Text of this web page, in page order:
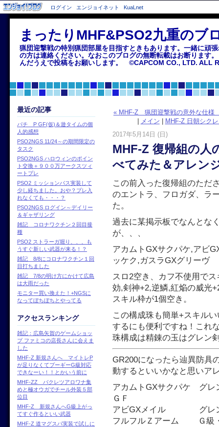
ログイン エンジョイネット KuaLnet
まったりMHF&PSO2九重のブ
猟団迎撃戦の特別猟団部屋を目指すときもあります。一緒に頑
の方は連絡ください。なおこのブログの無断転載はお断ります
んだうえで投稿をお願いします。 ©CAPCOM CO., LTD. ALL
最近の記事
パチ P GF(仮)＆遊タイムの個
人的感想
PSO2NGS 11/24～の期間限定の
タスク
PSO2NGS ハロウィンのポイン
ト交換＋９００万アークスツィ
ートプレ
PSO2 ミッションパス実装して
少し経ちました。おや？プレ入
れなくても・・・？
PSO2NGS ログイン～デイリー
＆ギャザリング
雑記 コロナワクチン２回目接
種
PSO2 ストラーガ堀り、、、も
うすぐ新しい武器が来る！？
雑記 8/8にコロナワクチン１回
目打ちました
雑記 7/8の明け方にかけて広島
は大雨だった
モニター買い換えた！+NGSに
なってぼちぼちとやってる
アクセスランキング
雑記：広島矢賀のゲームショッ
プ ファミコの店長さんに会えま
した
MHF-Z 新規さんへ マイトレP
が足りなくてプーギーG級対応
できなーい！！とかいう前に
MHF-ZZ バクレツアロワナ集
めと極オウガでチール外装５部
位目
MHF-Z 新規さんへG級上がっ
てすぐ作るといい武器
MHF-Z 道マグスパ実装で試しに
« MHF-Z 猟団迎撃戦の意外な仕様
メイン
MHF-Z 日朝シク
2017年5月14日 (日)
MHF-Z 復帰組の人
べてみた＆アレン
この前入った復帰組のただ
のエントラ、フロガダ、ラ
た。
過去に某掲示板でなんとな
が、、、
アカムトGXサクパケ,アビ
ッケク,ガスラGXグリーヴ
スロ2空き、カフ不使用で
効,剣神+2,逆鱗,紅焔の威光
スキル枠が1個空き。
この構成珠も簡単+スキル
するにも便利ですね！これ
珠構成は精錬の玉はグレン
GR200になったら辿異防具
動するといいかなと思いア
アカムトGXサクパケ グレ
ＧＦ
アビGXメイル グレン剣
フルフルＺアーム Ｇ級・